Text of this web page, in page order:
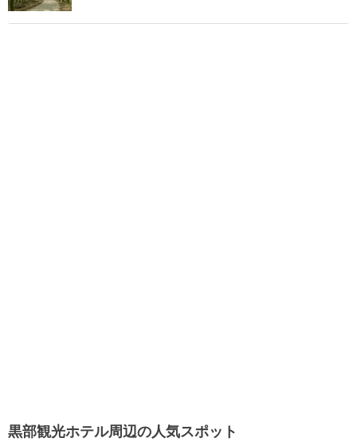
黒部観光ホテル周辺の人気スポット